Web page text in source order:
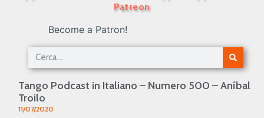
Patreon
Become a Patron!
Tango Podcast in Italiano – Numero 500 – Aníbal
Troilo
11/07/2020